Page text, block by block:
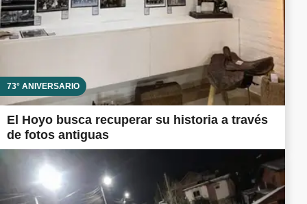
73° ANIVERSARIO
El Hoyo busca recuperar su historia a través
de fotos antiguas